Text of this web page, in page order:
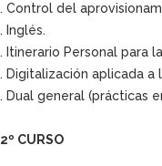
. Control del
. Inglés.
. Itinerario Personal para
. Digitalización aplicada
. Dual general (prácticas
2º CURSO